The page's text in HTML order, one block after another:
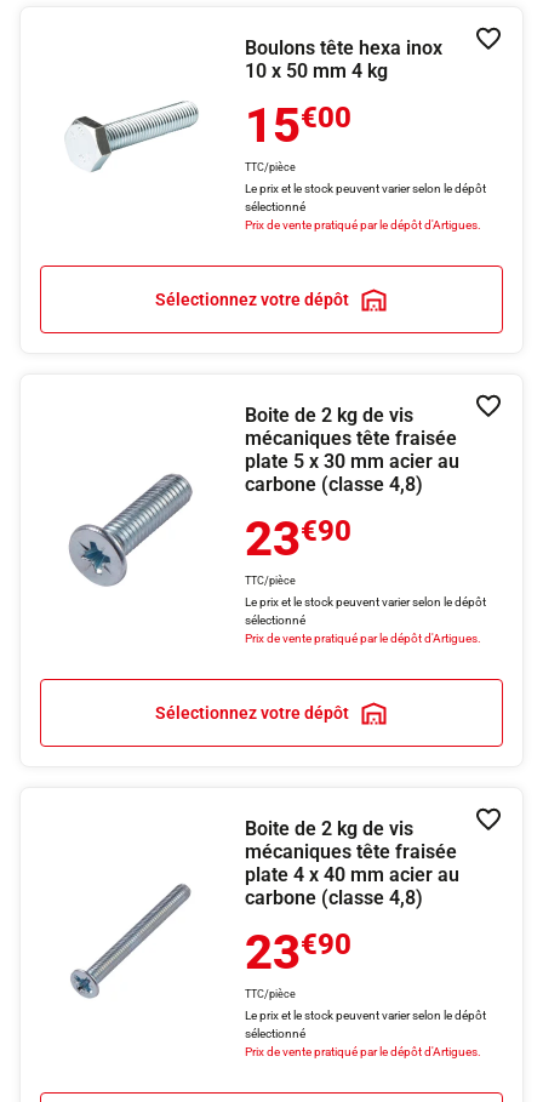
Boulons tête hexa inox
10 x 50 mm 4 kg
15€00
TTC/pièce
Le prix et le stock peuvent varier selon le dépôt
sélectionné
Prix de vente pratiqué par le dépôt d'Artigues.
Sélectionnez votre dépôt
Boite de 2 kg de vis
mécaniques tête fraisée
plate 5 x 30 mm acier au
carbone (classe 4,8)
23€90
TTC/pièce
Le prix et le stock peuvent varier selon le dépôt
sélectionné
Prix de vente pratiqué par le dépôt d'Artigues.
Sélectionnez votre dépôt
Boite de 2 kg de vis
mécaniques tête fraisée
plate 4 x 40 mm acier au
carbone (classe 4,8)
23€90
TTC/pièce
Le prix et le stock peuvent varier selon le dépôt
sélectionné
Prix de vente pratiqué par le dépôt d'Artigues.